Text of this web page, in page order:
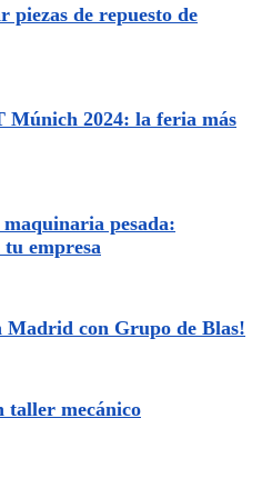
de repuesto de
Múnich 2024: la feria más
pesada:
tu empresa
Madrid con Grupo de Blas!
taller mecánico